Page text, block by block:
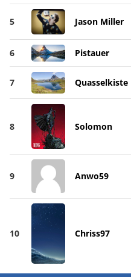
5 Jason Miller
6 Pistauer
7 Quasselkiste
8 Solomon
9 Anwo59
10 Chriss97